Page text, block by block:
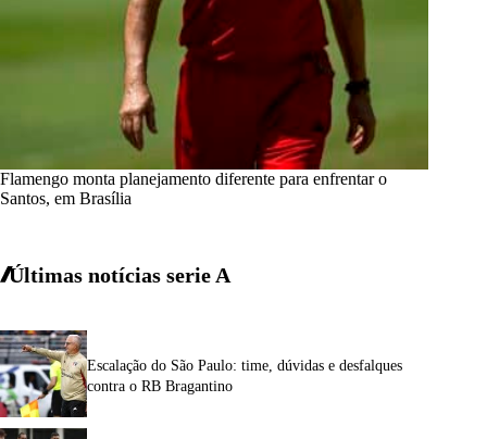
Flamengo monta planejamento diferente para enfrentar o
Santos, em Brasília
Últimas notícias serie A
Escalação do São Paulo: time, dúvidas e desfalques
contra o RB Bragantino